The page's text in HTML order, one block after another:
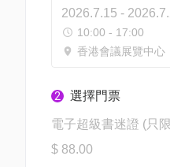
2026.7.15 -
10:00 - 17:00
香港會議展覽中心
2 選擇門票
電子超級書迷證 (只
$ 88.00